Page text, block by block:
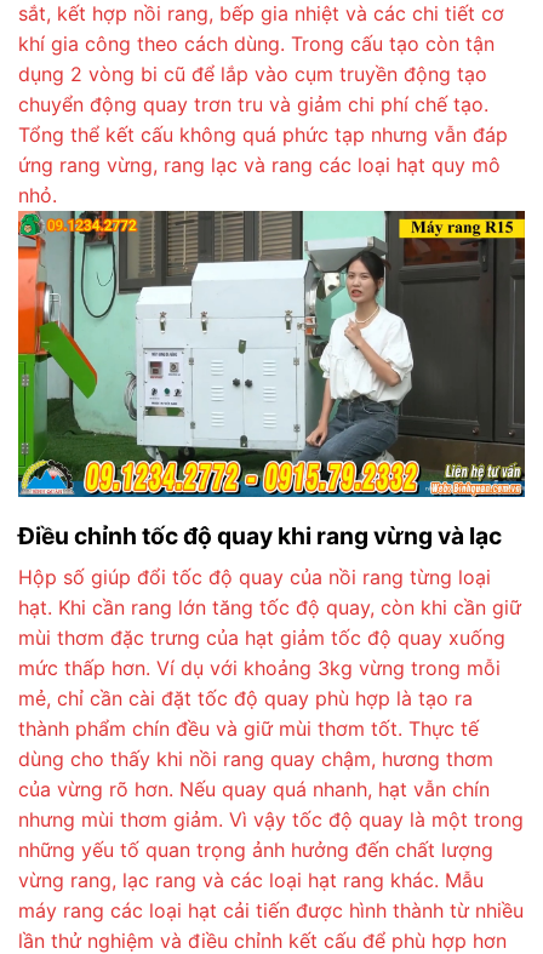
sắt, kết hợp nồi rang, bếp gia nhiệt và các chi tiết cơ
khí gia công theo cách dùng. Trong cấu tạo còn tận
dụng 2 vòng bi cũ để lắp vào cụm truyền động tạo
chuyển động quay trơn tru và giảm chi phí chế tạo.
Tổng thể kết cấu không quá phức tạp nhưng vẫn đáp
ứng rang vừng, rang lạc và rang các loại hạt quy mô
nhỏ.
Điều chỉnh tốc độ quay khi rang vừng và lạc
Hộp số giúp đổi tốc độ quay của nồi rang từng loại
hạt. Khi cần rang lớn tăng tốc độ quay, còn khi cần giữ
mùi thơm đặc trưng của hạt giảm tốc độ quay xuống
mức thấp hơn. Ví dụ với khoảng 3kg vừng trong mỗi
mẻ, chỉ cần cài đặt tốc độ quay phù hợp là tạo ra
thành phẩm chín đều và giữ mùi thơm tốt. Thực tế
dùng cho thấy khi nồi rang quay chậm, hương thơm
của vừng rõ hơn. Nếu quay quá nhanh, hạt vẫn chín
nhưng mùi thơm giảm. Vì vậy tốc độ quay là một trong
những yếu tố quan trọng ảnh hưởng đến chất lượng
vừng rang, lạc rang và các loại hạt rang khác. Mẫu
máy rang các loại hạt cải tiến được hình thành từ nhiều
lần thử nghiệm và điều chỉnh kết cấu để phù hợp hơn